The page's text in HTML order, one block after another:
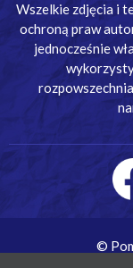
Wszelkie zdjęcia i
ochroną praw
jednocześnie
©